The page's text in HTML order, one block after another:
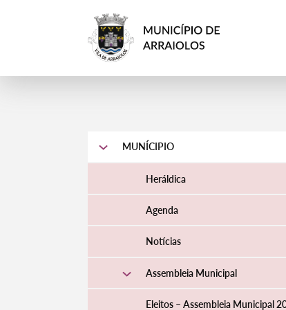
MUNÍCIPIO
Heráldica
Agenda
Notícias
Assembleia Municipal
Eleitos – Assembleia Municipal